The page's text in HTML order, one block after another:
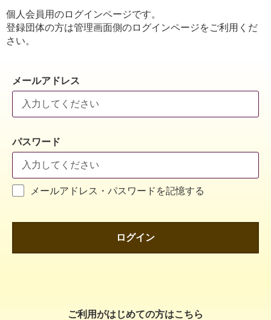
個人会員用のログインページです。
登録団体の方は管理画面側のログインページをご利用くだ
さい。
メールアドレス
パスワード
メールアドレス・パスワードを記憶する
ログイン
ご利用がはじめての方はこちら